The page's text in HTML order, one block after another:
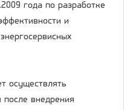
года по разработке
и
осуществлять
после внедрения